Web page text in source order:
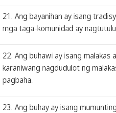
21. Ang bayanihan ay isang
mga taga-komunidad ay
22. Ang buhawi ay isang malakas
karaniwang nagdudulot ng
pagbaha.
23. Ang buhay ay isang